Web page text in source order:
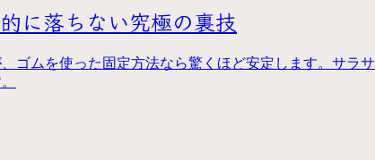
に落ちない究極の裏技
ゴムを使った固定方法なら驚くほど安定します。サラサ